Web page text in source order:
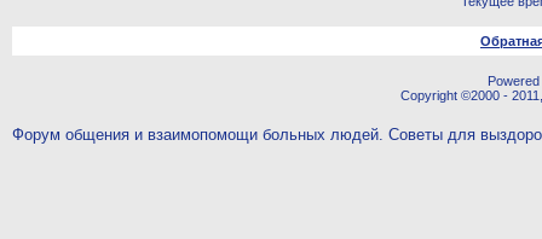
Copyright ©2000 -
Форум общения и взаимопомощи больных людей. Советы для